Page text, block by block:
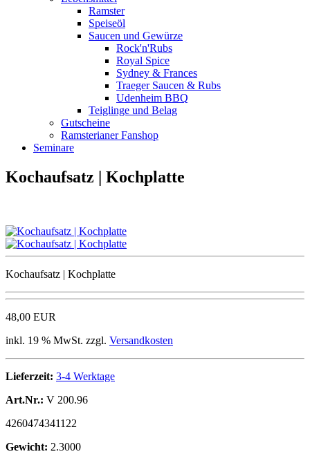
Ramster
Speiseöl
Saucen und Gewürze
Rock'n'Rubs
Royal Spice
Sydney & Frances
Traeger Saucen & Rubs
Udenheim BBQ
Teiglinge und Belag
Gutscheine
Ramsterianer Fanshop
Seminare
Kochaufsatz | Kochplatte
Kochaufsatz | Kochplatte
48,00 EUR
inkl. 19 % MwSt. zzgl. Versandkosten
Lieferzeit: 3-4 Werktage
Art.Nr.: V 200.96
4260474341122
Gewicht: 2.3000